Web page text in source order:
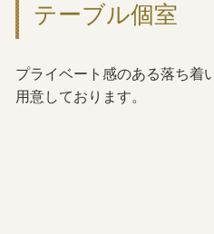
テーブル個室
プライベート感のある落ち着
用意しております。